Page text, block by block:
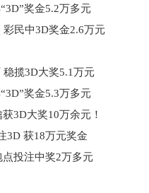
奖金5.2万多元
民中3D奖金2.6万元
揽3D大奖5.1万元
奖金5.3万多元
3D大奖10万余元！
3D 获18万元奖金
投注中奖2万多元